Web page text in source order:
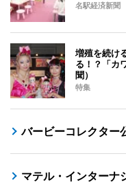
名駅経済新聞
増殖を続け
る！？「カ
聞）
特集
バービーコレクター
マテル・インターナ